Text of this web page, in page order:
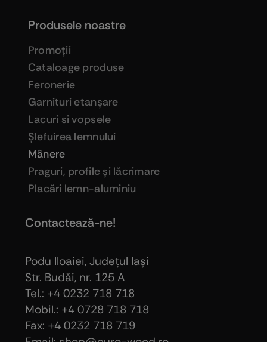
Produsele noastre
Promoţii
Cataloage produse
Feronerie
Garnituri etanşare
Lacuri si vopsele
Şlefuirea lemnului
Mânere
Praguri, profile şi lăcrimare
Placări lemn-aluminiu
Contactează-ne!
Podu Iloaiei, Judeţul Iaşi
Str. Budăi, nr. 125 A
Tel.: +4 0232 718 718
Mobil.: +4 0728 718 718
Fax: +4 0232 718 719